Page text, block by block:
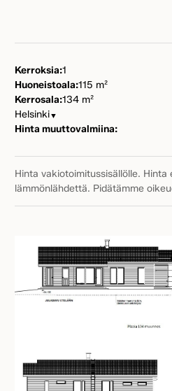
Kerroksia:1
Huoneistoala:115 m²
Kerrosala:134 m²
Helsinki▼
Hinta muuttovalmiina:
Hinta vakiotoimitussisällölle.
lämmönlähdettä. Pidätämme